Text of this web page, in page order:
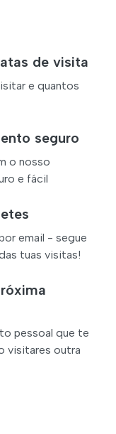
de visita
e quantos
seguro
o nosso
e fácil
email - segue
tuas visitas!
pessoal que te
visitares outra